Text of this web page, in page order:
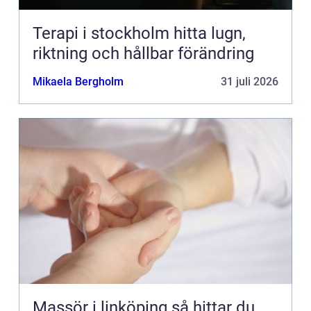
Terapi i stockholm hitta lugn,
riktning och hållbar förändring
Mikaela Bergholm 31 juli 2026